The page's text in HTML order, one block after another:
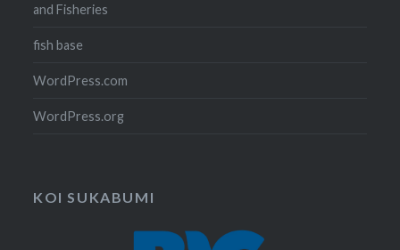
and Fisheries
fish base
WordPress.com
WordPress.org
KOI SUKABUMI